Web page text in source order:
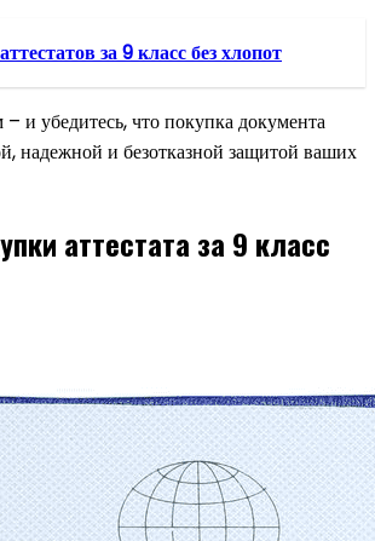
за 9 класс без хлопот
и убедитесь, что покупка документа
надежной и безотказной защитой ваших
аттестата за 9 класс